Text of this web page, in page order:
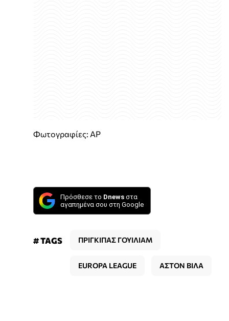
Φωτογραφίες: AP
Πρόσθεσε το Dnews στα
αγαπημένα σου στη Google
# TAGS ΠΡΙΓΚΙΠΑΣ ΓΟΥΙΛΙΑΜ
EUROPA LEAGUE ΑΣΤΟΝ ΒΙΛΑ